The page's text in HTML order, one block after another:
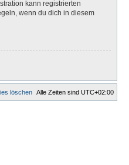
kann registrierten
wenn du dich in diesem
Alle Zeiten sind UTC+02:00
löschen